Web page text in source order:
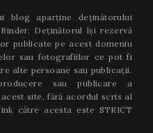
blog aparține deținătorului
Deținătorul își rezervă
publicate pe acest domeniu
sau fotografiilor ce pot fi
alte persoane sau publicații.
sau publicare a
site, fără acordul scris al
către acesta este STRICT